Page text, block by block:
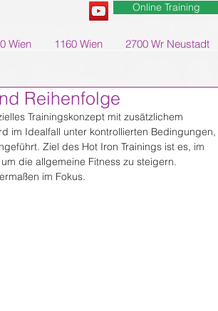
Online Training
Wien 1160 Wien 2700 Wr Neustadt
Reihenfolge
Trainingskonzept mit zusätzlichem
im Idealfall unter kontrollierten Bedingungen,
Ziel des Hot Iron Trainings ist es, im
die allgemeine Fitness zu steigern.
im Fokus.